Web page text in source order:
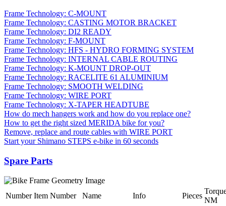
Frame Technology: C-MOUNT
Frame Technology: CASTING MOTOR BRACKET
Frame Technology: DI2 READY
Frame Technology: F-MOUNT
Frame Technology: HFS - HYDRO FORMING SYSTEM
Frame Technology: INTERNAL CABLE ROUTING
Frame Technology: K-MOUNT DROP-OUT
Frame Technology: RACELITE 61 ALUMINIUM
Frame Technology: SMOOTH WELDING
Frame Technology: WIRE PORT
Frame Technology: X-TAPER HEADTUBE
How do mech hangers work and how do you replace one?
How to get the right sized MERIDA bike for you?
Remove, replace and route cables with WIRE PORT
Start your Shimano STEPS e-bike in 60 seconds
Spare Parts
Number Item Number Name Info Pieces
NM